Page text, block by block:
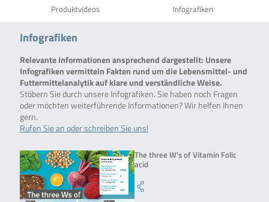
Produktvideos Infografiken
Infografiken
Relevante Informationen ansprechend dargestellt: Unsere
Infografiken vermitteln Fakten rund um die Lebensmittel- und
Futtermittelanalytik auf klare und verständliche Weise.
Stöbern Sie durch unsere Infografiken. Sie haben noch Fragen
oder möchten weiterführende Informationen? Wir helfen Ihnen
gern.
Rufen Sie an oder schreiben Sie uns!
The three W’s of Vitamin Folic
acid